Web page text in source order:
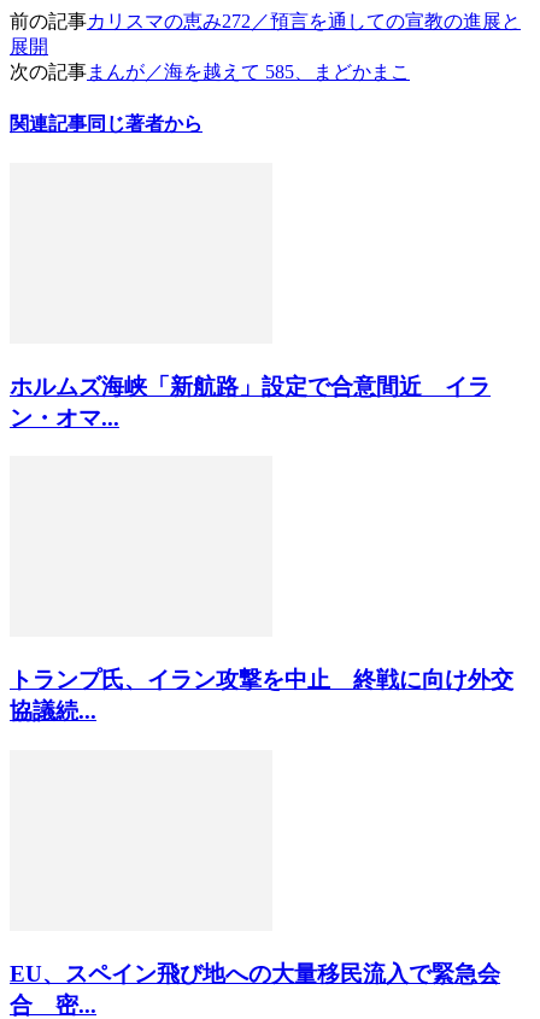
前の記事カリスマの恵み272／預言を通しての宣教の進展と
展開
次の記事まんが／海を越えて 585、まどかまこ
関連記事同じ著者から
ホルムズ海峡「新航路」設定で合意間近 イラ
ン・オマ...
トランプ氏、イラン攻撃を中止 終戦に向け外交
協議続...
EU、スペイン飛び地への大量移民流入で緊急会
合 密...